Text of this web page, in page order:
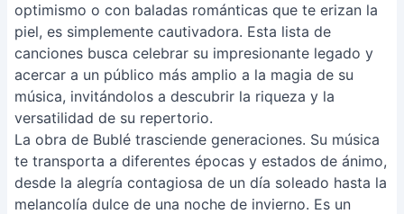
optimismo o con baladas románticas que te erizan la
piel, es simplemente cautivadora. Esta lista de
canciones busca celebrar su impresionante legado y
acercar a un público más amplio a la magia de su
música, invitándolos a descubrir la riqueza y la
versatilidad de su repertorio.
La obra de Bublé trasciende generaciones. Su música
te transporta a diferentes épocas y estados de ánimo,
desde la alegría contagiosa de un día soleado hasta la
melancolía dulce de una noche de invierno. Es un